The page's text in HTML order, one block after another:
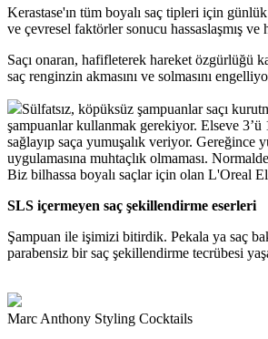
Kerastase'ın tüm boyalı saç tipleri için
ve çevresel faktörler sonucu hassaslaşmış
Saçı onaran, hafifleterek hareket özgürlüğü
saç renginzin akmasını ve solmasını
Sülfatsız, köpüksüz şampuanlar saçı
şampuanlar kullanmak gerekiyor. Elseve
sağlayıp saça yumuşalık veriyor. Gereğince
uygulamasına muhtaçlık olmaması.
Biz bilhassa boyalı saçlar için olan L'Oreal
SLS içermeyen saç şekillendirme eserleri
Şampuan ile işimizi bitirdik. Pekala ya saç
parabensiz bir saç şekillendirme tecrübesi
Marc Anthony Styling Cocktails